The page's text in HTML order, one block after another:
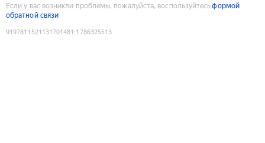
Если у вас возникли проблемы, пожалуйста, воспользуйтесьформой
обратной связи
9197811521131701481 :1786325513